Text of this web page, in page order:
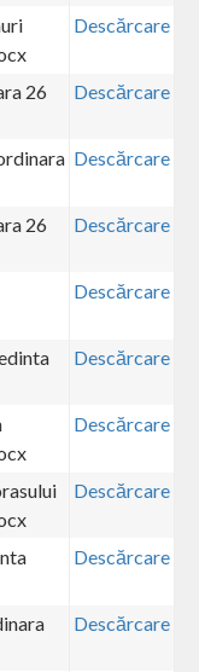
Descărcare
26
Descărcare
Descărcare
26
Descărcare
Descărcare
Descărcare
Descărcare
Descărcare
Descărcare
Descărcare